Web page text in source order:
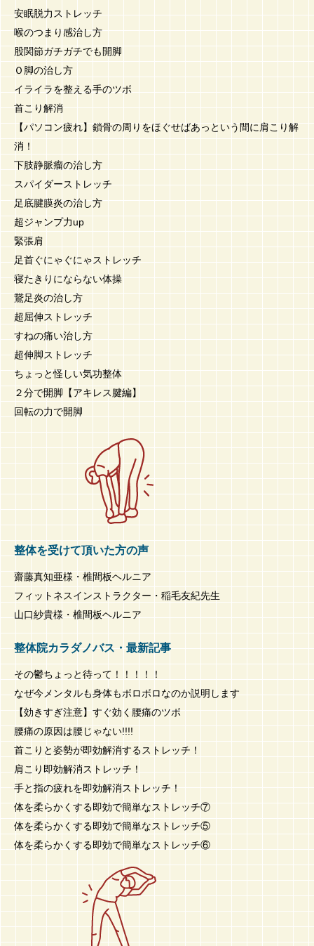
安眠脱力ストレッチ
喉のつまり感治し方
股関節ガチガチでも開脚
Ｏ脚の治し方
イライラを整える手のツボ
首こり解消
【パソコン疲れ】鎖骨の周りをほぐせばあっという間に肩こり解
消！
下肢静脈瘤の治し方
スパイダーストレッチ
足底腱膜炎の治し方
超ジャンプ力up
緊張肩
足首ぐにゃぐにゃストレッチ
寝たきりにならない体操
鵞足炎の治し方
超屈伸ストレッチ
すねの痛い治し方
超伸脚ストレッチ
ちょっと怪しい気功整体
２分で開脚【アキレス腱編】
回転の力で開脚
整体を受けて頂いた方の声
齋藤真知亜様・椎間板ヘルニア
フィットネスインストラクター・稲毛友紀先生
山口紗貴様・椎間板ヘルニア
整体院カラダノバス・最新記事
その鬱ちょっと待って！！！！！
なぜ今メンタルも身体もボロボロなのか説明します
【効きすぎ注意】すぐ効く腰痛のツボ
腰痛の原因は腰じゃない!!!!
首こりと姿勢が即効解消するストレッチ！
肩こり即効解消ストレッチ！
手と指の疲れを即効解消ストレッチ！
体を柔らかくする即効で簡単なストレッチ⑦
体を柔らかくする即効で簡単なストレッチ⑤
体を柔らかくする即効で簡単なストレッチ⑥